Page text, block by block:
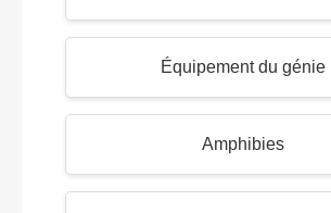
Équipement du génie
Amphibies